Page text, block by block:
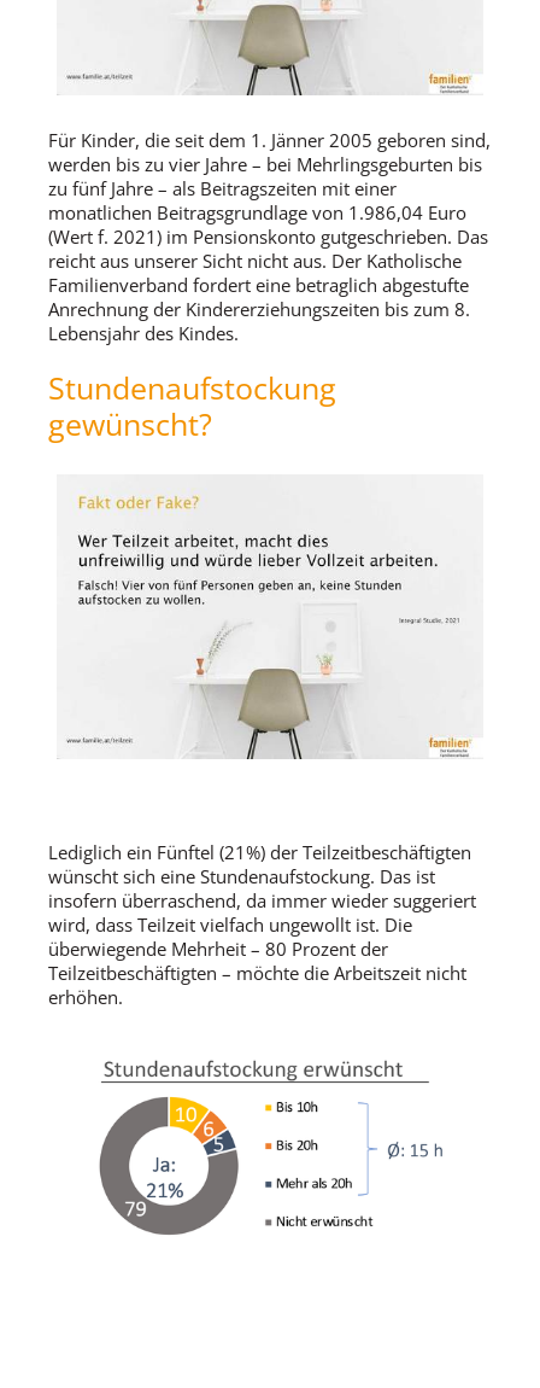
Für Kinder, die seit dem 1. Jänner 2005 geboren sind,
werden bis zu vier Jahre – bei Mehrlingsgeburten bis
zu fünf Jahre – als Beitragszeiten mit einer
monatlichen Beitragsgrundlage von 1.986,04 Euro
(Wert f. 2021) im Pensionskonto gutgeschrieben. Das
reicht aus unserer Sicht nicht aus. Der Katholische
Familienverband fordert eine betraglich abgestufte
Anrechnung der Kindererziehungszeiten bis zum 8.
Lebensjahr des Kindes.
Stundenaufstockung
gewünscht?
Lediglich ein Fünftel (21%) der Teilzeitbeschäftigten
wünscht sich eine Stundenaufstockung. Das ist
insofern überraschend, da immer wieder suggeriert
wird, dass Teilzeit vielfach ungewollt ist. Die
überwiegende Mehrheit – 80 Prozent der
Teilzeitbeschäftigten – möchte die Arbeitszeit nicht
erhöhen.